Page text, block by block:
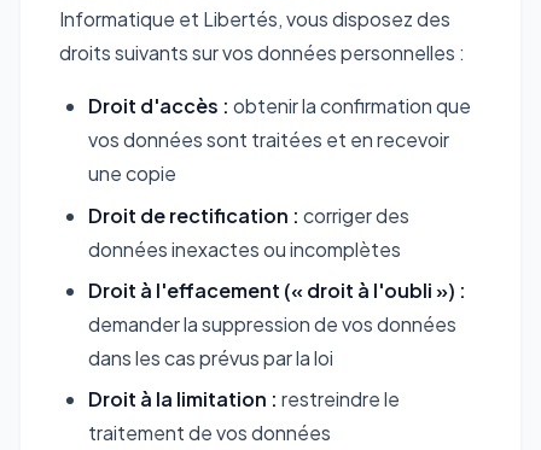
Informatique et Libertés, vous disposez des
droits suivants sur vos données personnelles :
Droit d'accès : obtenir la confirmation que
vos données sont traitées et en recevoir
une copie
Droit de rectification : corriger des
données inexactes ou incomplètes
Droit à l'effacement (« droit à l'oubli ») :
demander la suppression de vos données
dans les cas prévus par la loi
Droit à la limitation : restreindre le
traitement de vos données